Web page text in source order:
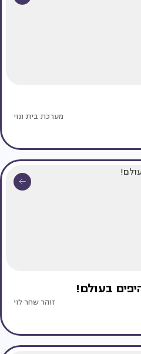
מערכת בית ונוי
בעולם!
זוהר שחר לוי